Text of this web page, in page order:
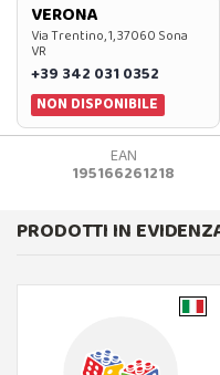
VERONA
Via Trentino, 1, 37060 Sona
VR
+39 342 031 0352
NON DISPONIBILE
EAN
195166261218
PRODOTTI IN